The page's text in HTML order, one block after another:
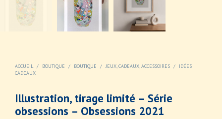
ACCUEIL / BOUTIQUE / BOUTIQUE / JEUX, CADEAUX, ACCESSOIRES /
IDÉES
CADEAUX
Illustration, tirage limité – Série
obsessions – Obsessions 2021